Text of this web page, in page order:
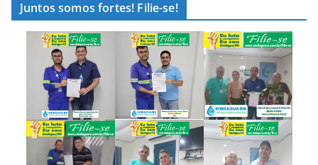
Juntos somos fortes! Filie-se!